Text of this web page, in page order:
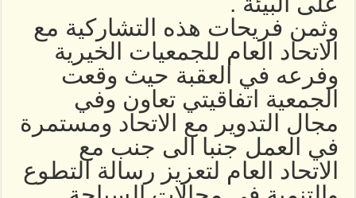
وثمن فريحات هذه التشاركية مع
الاتحاد العام للجمعيات الخيرية
وفرعه في العقبة حيث وقعت
الجمعية اتفاقيتي تعاون وفي
مجال التدوير مع الاتحاد ومستمرة
في العمل جنبا الى جنب مع
الاتحاد العام لتعزيز رسالة التطوع